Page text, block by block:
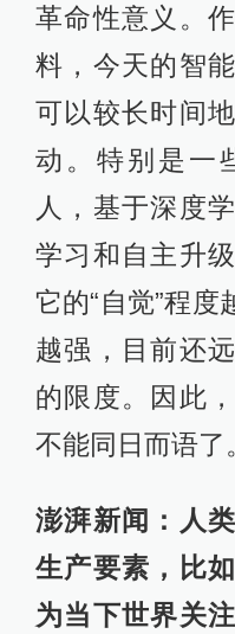
革命性意义。
料，今天的智
可以较长时间
动。特别是一
人，基于深度
学习和自主升
它的“自觉”程
越强，目前还
的限度。因此
不能同日而语了
澎湃新闻：人
生产要素，比
为当下世界关